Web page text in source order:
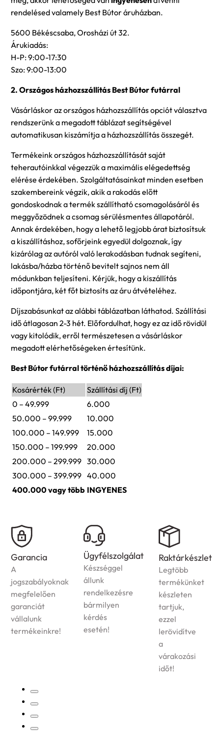
rendelésed valamely Best Bútor áruházban.
5600 Békéscsaba, Orosházi út 32.
Árukiadás:
H-P: 9:00-17:30
Szo: 9:00-13:00
2. Országos házhozszállítás Best Bútor futárral
Vásárláskor az országos házhozszállítás opciót választva
rendszerünk a megadott táblázat segítségével
automatikusan kiszámítja a házhozszállítás összegét.
Termékeink országos házhozszállítását saját
teherautóinkkal végezzük a maximális elégedettség
elérése érdekében. Szolgáltatásainkat minden esetben
szakembereink végzik, akik a rakodás előtt
gondoskodnak a termék szállítható csomagolásáról és
meggyőzödnek a csomag sérülésmentes állapotáról.
Annak érdekében, hogy a lehető legjobb árat biztosítsuk
a kiszállításhoz, sofőrjeink egyedül dolgoznak, így
kizárólag az autóról való lerakodásban tudnak segíteni,
lakásba/házba történő bevitelt sajnos nem áll
módunkban teljesíteni. Kérjük, hogy a kiszállítás
időpontjára, két főt biztosíts az áru átvételéhez.
Díjszabásunkat az alábbi táblázatban láthatod. Szállítási
idő átlagosan 2-3 hét. Előfordulhat, hogy ez az idő rövidül
vagy kitolódik, erről természetesen a vásárláskor
megadott elérhetőségeken értesítünk.
Best Bútor futárral történő házhozszállítás díjai:
Kosárérték (Ft)
Szállítási díj (Ft)
0 – 49.999
6.000
50.000 – 99.999
10.000
100.000 – 149.999
15.000
150.000 – 199.999
20.000
200.000 – 299.999 30.000
300.000 – 399.999 40.000
400.000 vagy több INGYENES
Ügyfélszolgálat
Készséggel
állunk
rendelkezésre
bármilyen
kérdés
esetén!
Raktárkészlet
Legtöbb
termékünket
készleten
tartjuk,
ezzel
lerövidítve
Házhozszállítás
Az
ország
egész
területére
vállaljuk
megrendelt
termékek
kiszállítását!